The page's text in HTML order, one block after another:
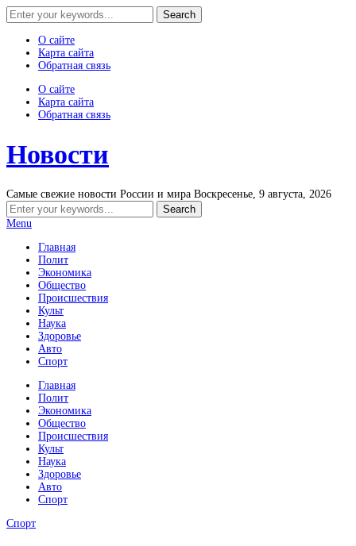
О сайте
Карта сайта
Обратная связь
О сайте
Карта сайта
Обратная связь
Новости
Самые свежие новости России и мира Воскресенье, 9 августа, 2026
Menu
Главная
Полит
Экономика
Общество
Происшествия
Культ
Наука
Здоровье
Авто
Спорт
Главная
Полит
Экономика
Общество
Происшествия
Культ
Наука
Здоровье
Авто
Спорт
Спорт